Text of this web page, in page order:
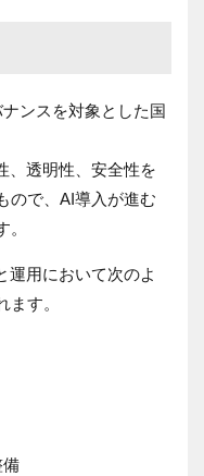
ンスを対象とした国
、透明性、安全性を
ので、AI導入が進む
運用において次のよ
す。
備